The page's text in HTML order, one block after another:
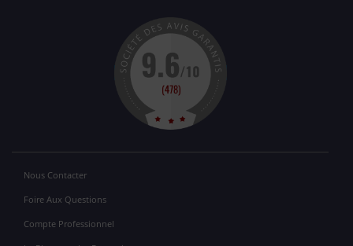
Nous Contacter
Foire Aux Questions
Compte Professionnel